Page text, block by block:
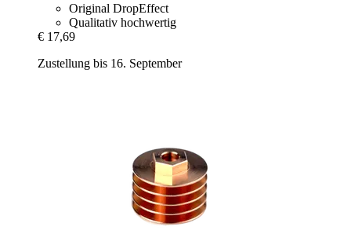
Original DropEffect
Qualitativ hochwertig
€ 17,69
Zustellung bis 16. September